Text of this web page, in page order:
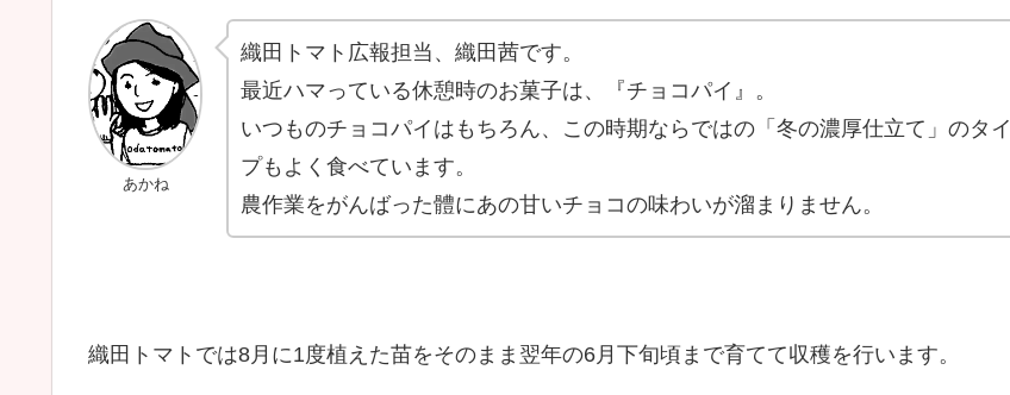
あかね
織田トマト広報担当、織田茜です。
最近ハマっている休憩時のお菓子は、『チョコパイ』。
いつものチョコパイはもちろん、この時期ならではの「冬の濃厚仕立て」のタイ
プもよく食べています。
農作業をがんばった體にあの甘いチョコの味わいが溜まりません。
織田トマトでは8月に1度植えた苗をそのまま翌年の6月下旬頃まで育てて収穫を行います。